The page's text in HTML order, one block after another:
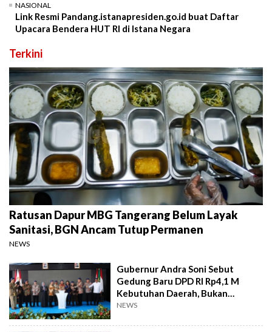
NASIONAL
Link Resmi Pandang.istanapresiden.go.id buat Daftar
Upacara Bendera HUT RI di Istana Negara
Terkini
Ratusan Dapur MBG Tangerang Belum Layak
Sanitasi, BGN Ancam Tutup Permanen
NEWS
Gubernur Andra Soni Sebut
Gedung Baru DPD RI Rp4,1 M
Kebutuhan Daerah, Bukan
Senator
NEWS